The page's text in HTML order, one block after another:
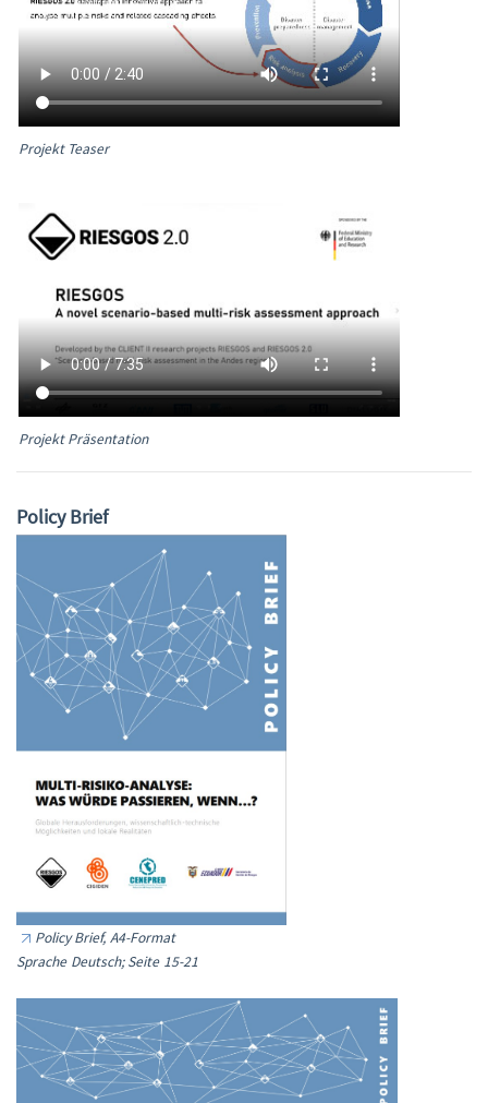
Projekt Teaser
Projekt Präsentation
Policy Brief
Policy Brief, A4-Format
Sprache Deutsch; Seite 15-21